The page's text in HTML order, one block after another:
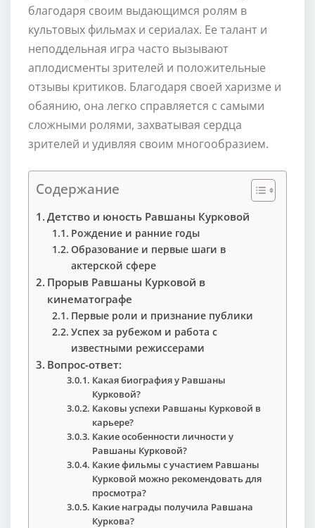
благодаря своим выдающимся ролям в
культовых фильмах и сериалах. Ее талант и
неподдельная игра часто вызывают
аплодисменты зрителей и положительные
отзывы критиков. Благодаря своей харизме и
обаянию, она легко справляется с самыми
сложными ролями, захватывая сердца
зрителей и удивляя своим многообразием.
Содержание
Детство и юность Равшаны Курковой
Рождение и ранние годы
Образование и первые шаги в
актерской сфере
Прорыв Равшаны Курковой в
кинематографе
Первые роли и признание публики
Успех за рубежом и работа с
известными режиссерами
Вопрос-ответ:
Какая биография у Равшаны
Курковой?
Каковы успехи Равшаны Курковой в
карьере?
Какие особенности личности у
Равшаны Курковой?
Какие фильмы с участием Равшаны
Курковой можно рекомендовать для
просмотра?
Какие награды получила Равшана
Куркова?